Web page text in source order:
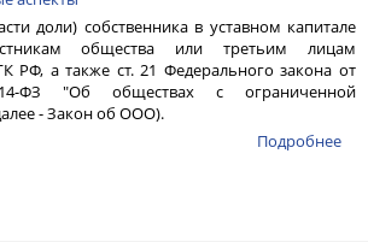
доли) собственника в уставном капитале
общества или третьим лицам
РФ, а также ст. 21 Федерального закона от
"Об обществах с ограниченной
- Закон об ООО).
Подробнее